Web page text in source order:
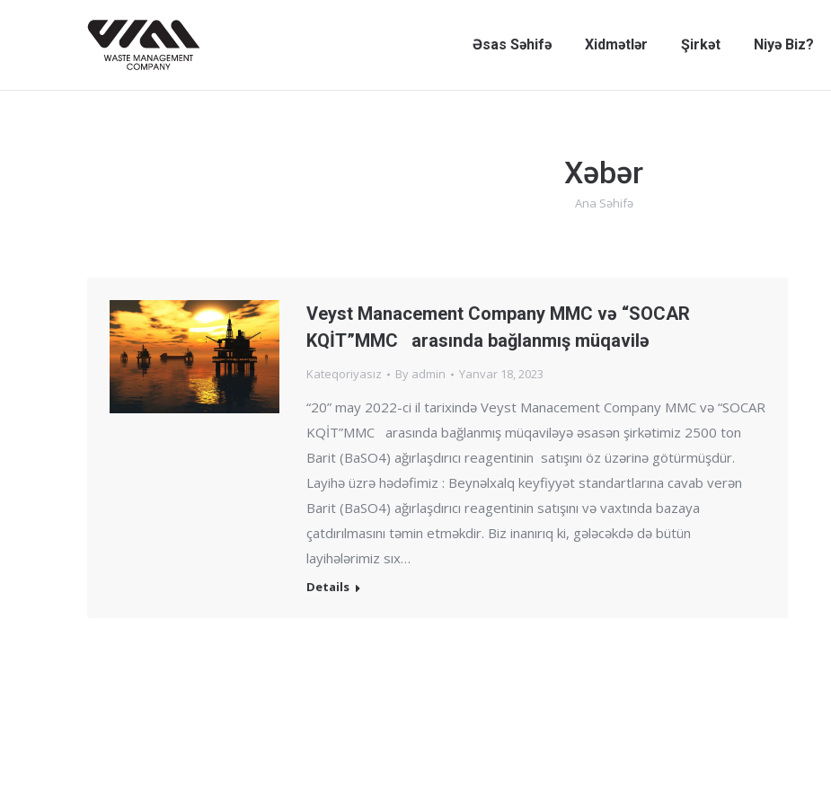
Əsas Səhifə Xidmətlər Şirkət Niyə Biz?
Xəbər
You are here:
Ana Səhifə
Veyst Manacement Company MMC və “SOCAR
KQİT”MMC arasında bağlanmış müqavilə
Kateqoriyasız By admin Yanvar 18, 2023
“20” may 2022-ci il tarixində Veyst Manacement Company MMC və “SOCAR
KQİT”MMC arasında bağlanmış müqaviləyə əsasən şirkətimiz 2500 ton
Barit (BaSO4) ağırlaşdırıcı reagentinin satışını öz üzərinə götürmüşdür.
Layihə üzrə hədəfimiz : Beynəlxalq keyfiyyət standartlarına cavab verən
Barit (BaSO4) ağırlaşdırıcı reagentinin satışını və vaxtında bazaya
çatdırılmasını təmin etməkdir. Biz inanırıq ki, gələcəkdə də bütün
layihələrimiz sıx…
Details